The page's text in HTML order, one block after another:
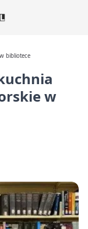
bibliotece
w